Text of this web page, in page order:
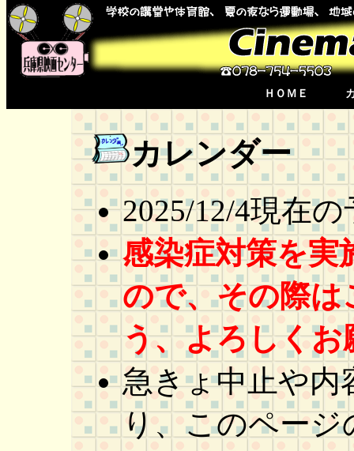
ＨＯＭＥ
カレンダー
2025/12/4現在
感染症対策を実
ので、その際
う、よろしくお
急きょ中止や内
り、このページ